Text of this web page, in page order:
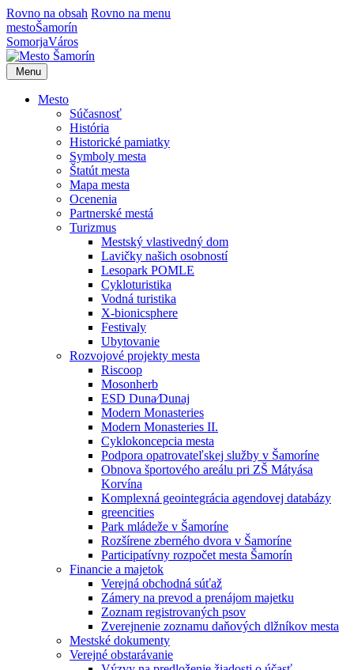
Rovno na obsah Rovno na menu
mestoŠamorín
SomorjaVáros
Menu
Mesto
Súčasnosť
História
Historické pamiatky
Symboly mesta
Štatút mesta
Mapa mesta
Ocenenia
Partnerské mestá
Turizmus
Mestský vlastivedný dom
Lavičky našich osobností
Lesopark POMLE
Cykloturistika
Vodná turistika
X-bionicsphere
Festivaly
Ubytovanie
Rozvojové projekty mesta
Riscoop
Mosonherb
ESD Duna⁄Dunaj
Modern Monasteries
Modern Monasteries II.
Cyklokoncepcia mesta
Podpora opatrovateľskej služby v Šamoríne
Obnova športového areálu pri ZŠ Mátyása
Korvína
Komplexná geointegrácia agendovej databázy
greencities
Park mládeže v Šamoríne
Rozšírene zberného dvora v Šamoríne
Participatívny rozpočet mesta Šamorín
Financie a majetok
Verejná obchodná súťaž
Zámery na prevod a prenájom majetku
Zoznam registrovaných psov
Zverejnenie zoznamu daňových dlžníkov mesta
Mestské dokumenty
Verejné obstarávanie